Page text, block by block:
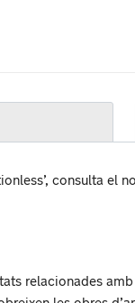
consulta el
relacionades